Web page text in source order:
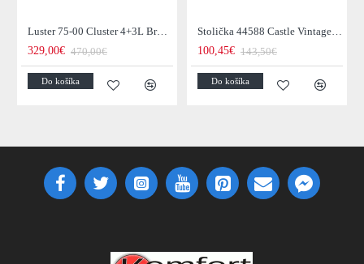
Luster 75-00 Cluster 4+3L Brown + Jantar Glass
329,00€ 470,00€
Do košíka
Stolička 44588 Castle Vintage Black
100,45€ 143,50€
Do košíka